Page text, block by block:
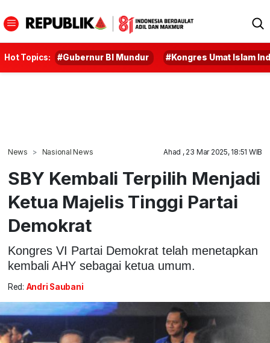
Hot Topics: #Gubernur BI Mundur #Kongres Umat Islam
News Nasional News Ahad , 23 Mar 2025, 18:51 WIB
SBY Kembali Terpilih Menjadi
Ketua Majelis Tinggi Partai
Demokrat
Kongres VI Partai Demokrat telah menetapkan
kembali AHY sebagai ketua umum.
Red: Andri Saubani